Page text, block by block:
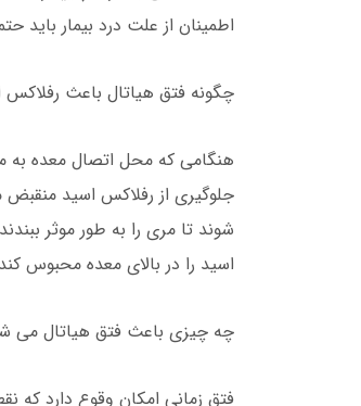
اطمینان از علت درد بیمار باید
چگونه فتق هیاتال باعث
هنگامی که محل اتصال معده به
جلوگیری از رفلاکس اسید
شوند تا مری را به طور موثر
اسید را در بالای معده محبوس
چه چیزی باعث فتق هیاتال می
فتق زمانی امکان وقوع دارد